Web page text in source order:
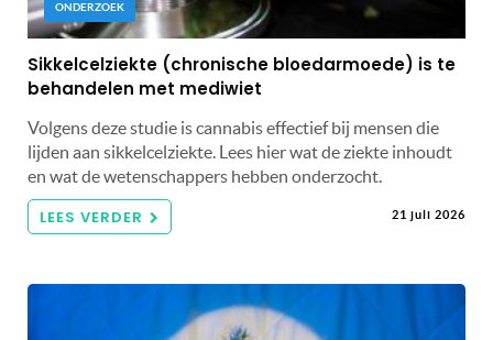
ONDERZOEK
Sikkelcelziekte (chronische bloedarmoede) is te
behandelen met mediwiet
Volgens deze studie is cannabis effectief bij mensen die
lijden aan sikkelcelziekte. Lees hier wat de ziekte inhoudt
en wat de wetenschappers hebben onderzocht.
LEES VERDER 21 juli 2026